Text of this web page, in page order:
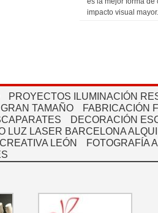
impacto visual mayor.
PROYECTOS ILUMINACIÓN
TAMAÑO
FABRICACIÓN
DECORACIÓN
LUZ LASER BARCELONA
LEÓN
FOTOGRAFÍA